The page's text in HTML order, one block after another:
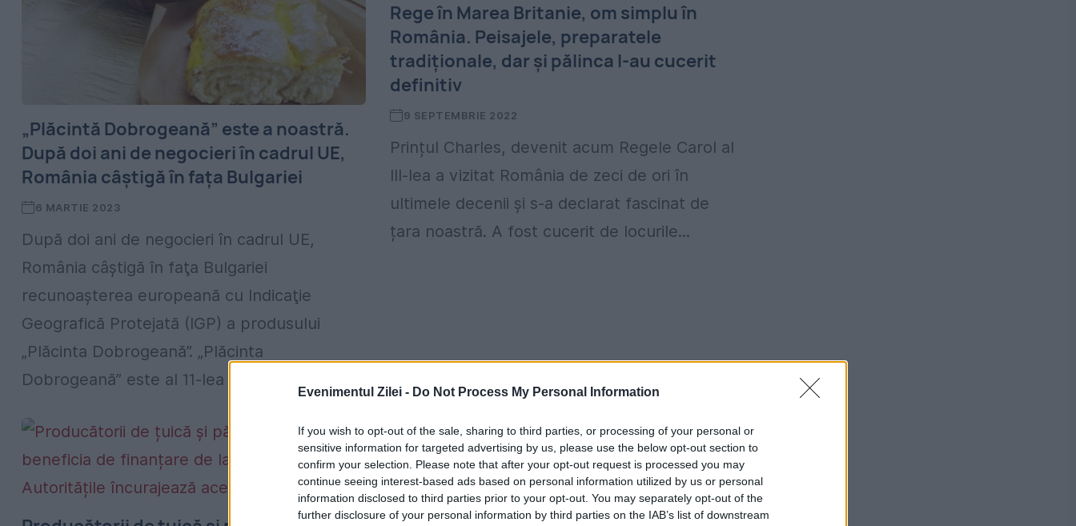
Evenimentul Zilei - Do Not Process My Personal Information
If you wish to opt-out of the sale, sharing to third parties, or processing of your personal or
sensitive information for targeted advertising by us, please use the below opt-out section to
confirm your selection. Please note that after your opt-out request is processed you may
continue seeing interest-based ads based on personal information utilized by us or personal
information disclosed to third parties prior to your opt-out. You may separately opt-out of the
further disclosure of your personal information by third parties on the IAB’s list of downstream
„Plăcintă Dobrogeană” este a noastră.
După doi ani de negocieri în cadrul UE,
România câștigă în faţa Bulgariei
6 MARTIE 2023
După doi ani de negocieri în cadrul UE,
România câștigă în faţa Bulgariei
recunoașterea europeană cu Indicaţie
Geografică Protejată (IGP) a produsului
„Plăcinta Dobrogeană”. „Plăcinta
Dobrogeană” este al 11-lea produs...
Rege în Marea Britanie, om simplu în
România. Peisajele, preparatele
tradiționale, dar și pălinca l-au cucerit
definitiv
9 SEPTEMBRIE 2022
Prințul Charles, devenit acum Regele Carol al
III-lea a vizitat România de zeci de ori în
ultimele decenii și s-a declarat fascinat de
țara noastră. A fost cucerit de locurile...